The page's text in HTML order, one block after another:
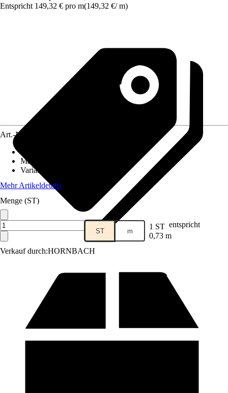
Entspricht 149,32 € pro m(149,32 €/ m)
Verkauf durch:HORNBACH
Art.-Nr.
Material
Variante
Mehr Artikeldetails
Menge (ST)
ST m 1 ST entspricht
0,73 m